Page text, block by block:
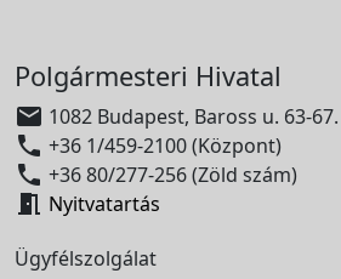
Polgármesteri Hivatal
 1082 Budapest, Baross u. 63-67.
 +36 1/459-2100 (Központ)
 +36 80/277-256 (Zöld szám)
 Nyitvatartás
Ügyfélszolgálat